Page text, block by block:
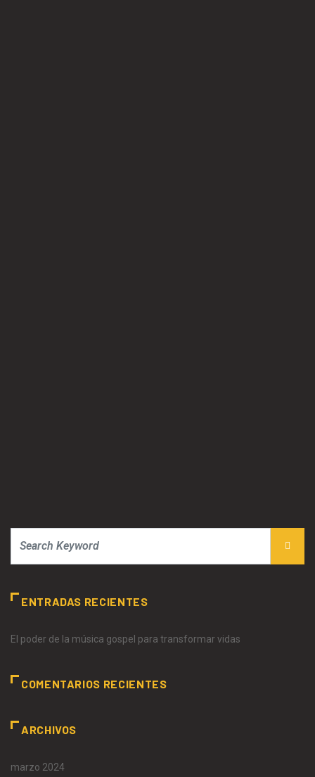
ENTRADAS RECIENTES
El poder de la música gospel para transformar vidas
COMENTARIOS RECIENTES
ARCHIVOS
marzo 2024